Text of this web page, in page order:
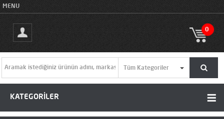
MENU
0
KATEGORİLER